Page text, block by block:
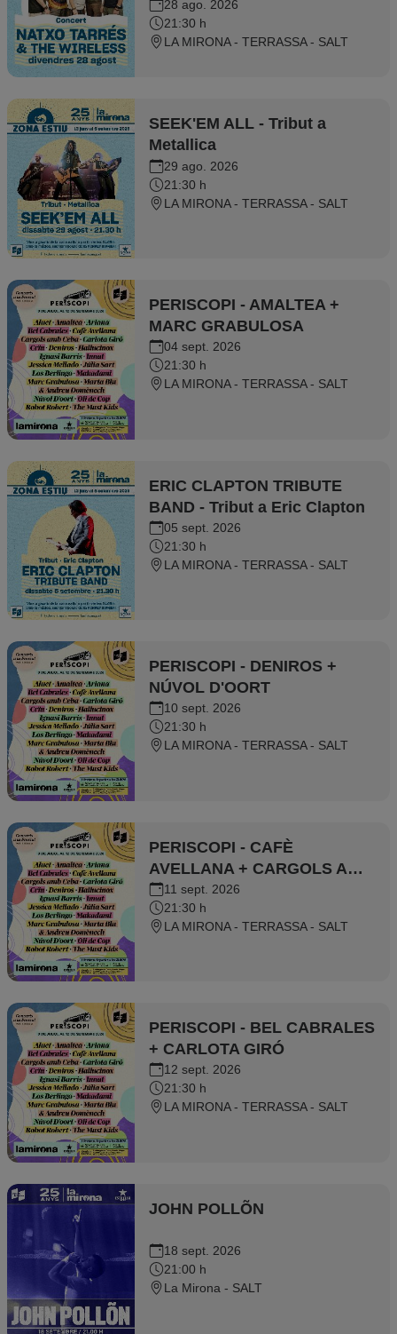
28 ago. 2026
21:30 h
LA MIRONA - TERRASSA - SALT
SEEK'EM ALL - Tribut a
Metallica
29 ago. 2026
21:30 h
LA MIRONA - TERRASSA - SALT
PERISCOPI - AMALTEA +
MARC GRABULOSA
04 sept. 2026
21:30 h
LA MIRONA - TERRASSA - SALT
ERIC CLAPTON TRIBUTE
BAND - Tribut a Eric Clapton
05 sept. 2026
21:30 h
LA MIRONA - TERRASSA - SALT
PERISCOPI - DENIROS +
NÚVOL D'OORT
10 sept. 2026
21:30 h
LA MIRONA - TERRASSA - SALT
PERISCOPI - CAFÈ
AVELLANA + CARGOLS AMB
CEBA
11 sept. 2026
21:30 h
LA MIRONA - TERRASSA - SALT
PERISCOPI - BEL CABRALES
+ CARLOTA GIRÓ
12 sept. 2026
21:30 h
LA MIRONA - TERRASSA - SALT
JOHN POLLÕN
18 sept. 2026
21:00 h
La Mirona - SALT